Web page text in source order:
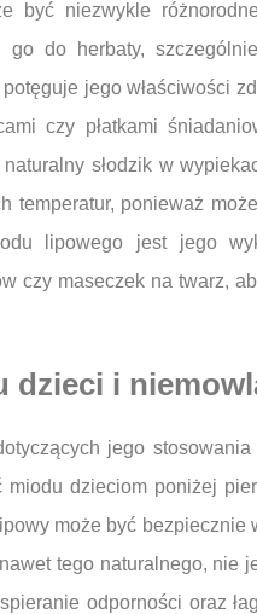
być niezwykle
do herbaty,
jego właściwości
czy płatkami
słodzik w
temperatur, ponieważ
lipowego jest jego
czy maseczek na twarz,
dzieci i
jego
dzieciom poniżej
może być
tego naturalnego,
odporności oraz